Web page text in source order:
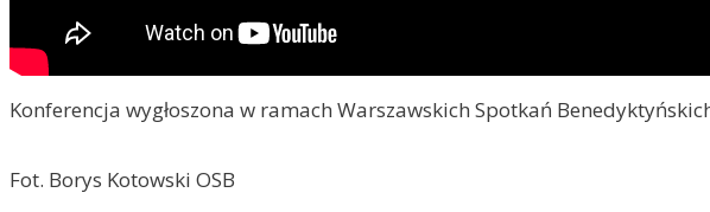
Konferencja wygłoszona w ramach Warszawskich Spotkań
Fot. Borys Kotowski OSB